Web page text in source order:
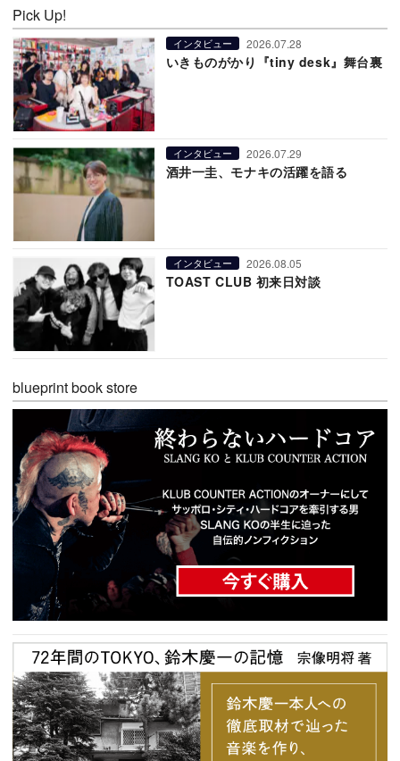
Pick Up!
インタビュー 2026.07.28
いきものがかり『tiny desk』舞台裏
インタビュー 2026.07.29
酒井一圭、モナキの活躍を語る
インタビュー 2026.08.05
TOAST CLUB 初来日対談
blueprint book store